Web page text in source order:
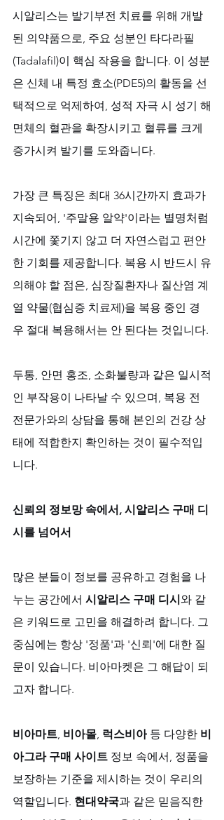
시알리스는 발기부전 치료를 위해 개발
된 의약품으로, 주요 성분인 타다라필
(Tadalafil)이 핵심 작용을 합니다. 이 성분
은 신체 내 특정 효소(PDE5)의 활동을 선
택적으로 억제하여, 성적 자극 시 성기 해
면체의 혈관을 확장시키고 혈류를 크게
증가시켜 발기를 도와줍니다.
가장 큰 특징은 최대 36시간까지 효과가
지속되어, '주말용 알약'이라는 별명처럼
시간에 쫓기지 않고 더 자연스럽고 편안
한 기회를 제공합니다. 복용 시 반드시 유
의해야 할 점은, 심장질환자나 질산염 계
열 약물(협심증 치료제)을 복용 중인 경
우 절대 복용해서는 안 된다는 것입니다.
두통, 안면 홍조, 소화불량과 같은 일시적
인 부작용이 나타날 수 있으며, 복용 전
전문가와의 상담을 통해 본인의 건강 상
태에 적합한지 확인하는 것이 필수적입
니다.
신뢰의 정보망 속에서, 시알리스 구매 디
시를 넘어서
많은 분들이 정보를 공유하고 경험을 나
누는 공간에서 시알리스 구매 디시와 같
은 키워드로 고민을 해결하려 합니다. 그
중심에는 항상 '정품'과 '신뢰'에 대한 질
문이 있습니다. 비아마켓은 그 해답이 되
고자 합니다.
비아마트, 비아몰, 럭스비아 등 다양한 비
아그라 구매 사이트 정보 속에서, 정품을
보장하는 기준을 제시하는 것이 우리의
역할입니다. 현대약국과 같은 믿음직한